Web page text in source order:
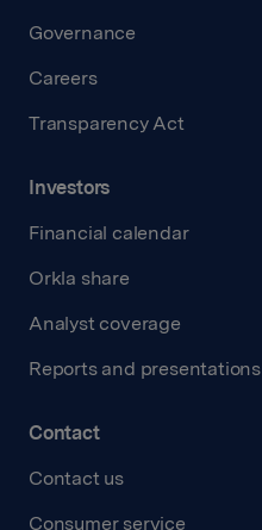
Governance
Careers
Transparency Act
Investors
Financial calendar
Orkla share
Analyst coverage
Reports and presentations
Contact
Contact us
Consumer service